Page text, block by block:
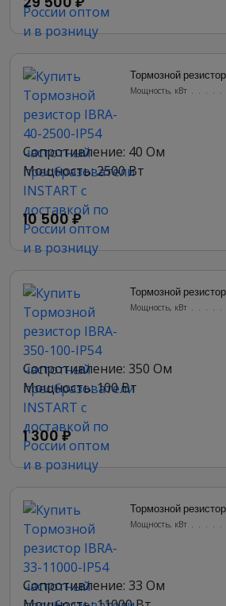
Тормозной
Мощность, кВт
Сопротивление: 40 Ом
Мощность: 2500 Вт
10 500 ₽
Тормозной
Мощность, кВт
Сопротивление: 350 Ом
Мощность: 100 Вт
1 300 ₽
Тормозной
Мощность, кВт
Сопротивление: 33 Ом